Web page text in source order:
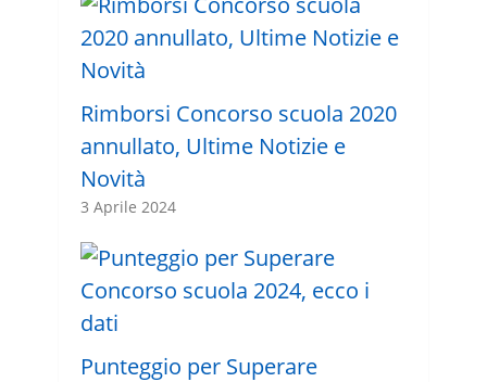
Rimborsi Concorso scuola 2020
annullato, Ultime Notizie e
Novità
3 Aprile 2024
Punteggio per Superare